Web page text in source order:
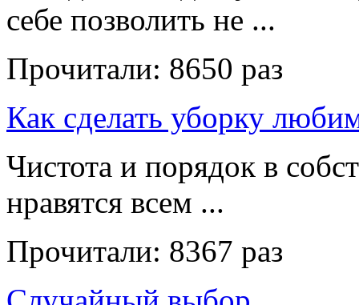
себе позволить не ...
Прочитали: 8650 раз
Как сделать уборку
Чистота и порядок в
нравятся всем ...
Прочитали: 8367 раз